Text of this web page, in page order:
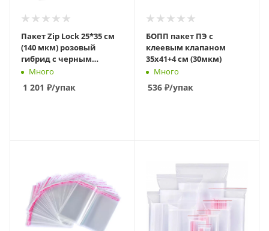
Пакет Zip Lock 25*35 см
(140 мкм) розовый
гибрид с черным
бегунком слайдер
Много
1 201 ₽/упак
БОПП пакет ПЭ с
клеевым клапаном
35х41+4 см (30мкм)
Много
536₽/упак